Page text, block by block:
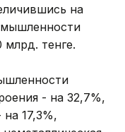
на
тенге.
- на 32,7%,
17,3%,